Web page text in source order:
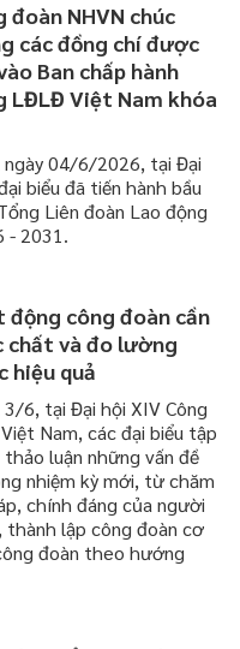
đoàn NHVN chúc
các đồng chí được
Ban chấp hành
LĐLĐ Việt Nam khóa
ngày 04/6/2026, tại Đại
biểu đã tiến hành bầu
Liên đoàn Lao động
- 2031.
động công đoàn cần
chất và đo lường
hiệu quả
3/6, tại Đại hội XIV Công
Nam, các đại biểu tập
luận những vấn đề
nhiệm kỳ mới, từ chăm
chính đáng của người
thành lập công đoàn cơ
đoàn theo hướng